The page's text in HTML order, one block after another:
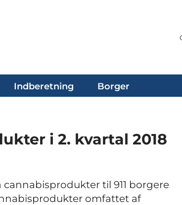
Indberetning Borger
i 2. kvartal 2018
cannabisprodukter til 911 borgere
omfattet af